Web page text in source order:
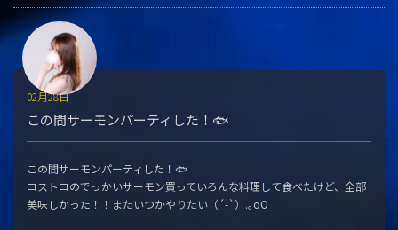
この間サーモンパーティした！🐟
02月28日
この間サーモンパーティした！🐟
コストコのでっかいサーモン買っていろんな料理して食べたけど、全部
美味しかった！！またいつかやりたい（´-`）.｡oO